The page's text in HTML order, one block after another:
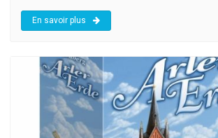
En savoir plus